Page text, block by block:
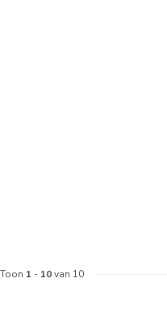
Toon 1 - 10van 10